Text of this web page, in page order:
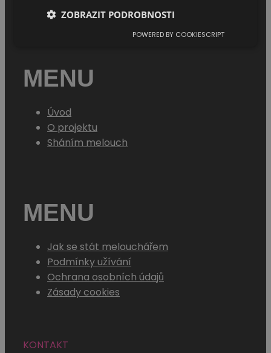
MENU
Úvod
O projektu
Sháním melouch
MENU
Jak se stát melouchářem
Podmínky užívání
Ochrana osobních údajů
Zásady cookies
KONTAKT
ZOBRAZIT PODROBNOSTI
POWERED BY COOKIESCRIPT